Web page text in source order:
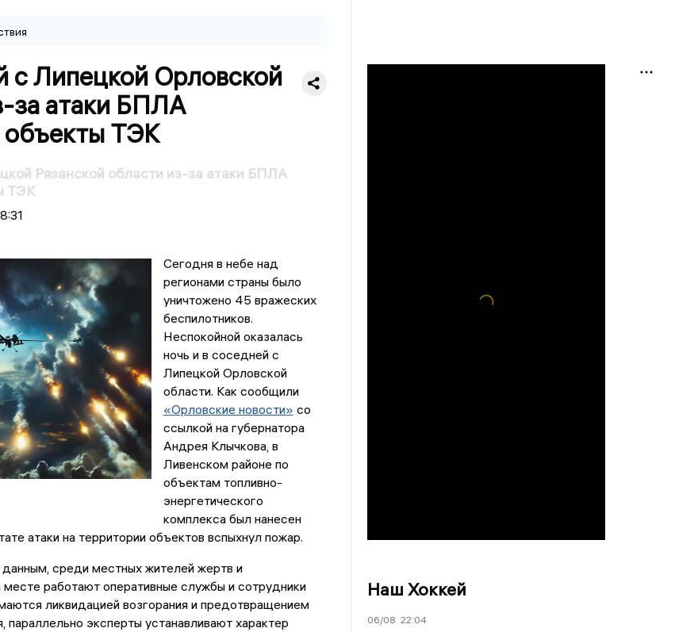
с Липецкой Орловской
за атаки БПЛА
объекты ТЭК
Рязанской области из-за атаки БПЛА
ТЭК
Сегодня в небе над
регионами страны было
уничтожено 45 вражеских
беспилотников.
Неспокойной оказалась
ночь и в соседней с
Липецкой Орловской
области. Как сообщили
«Орловские новости» со
ссылкой на губернатора
Андрея Клычкова, в
Ливенском районе по
объектам топливно-
энергетического
комплекса был нанесен
атаки на территории объектов вспыхнул пожар.
среди местных жителей жертв и
работают оперативные службы и сотрудники
ликвидацией возгорания и предотвращением
параллельно эксперты устанавливают характер
Наш Хоккей
06/08 22:04